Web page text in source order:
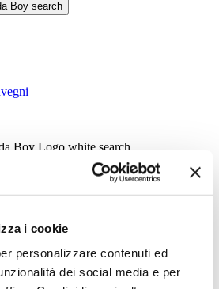
i cookie
personalizzare contenuti ed
dei social media e per